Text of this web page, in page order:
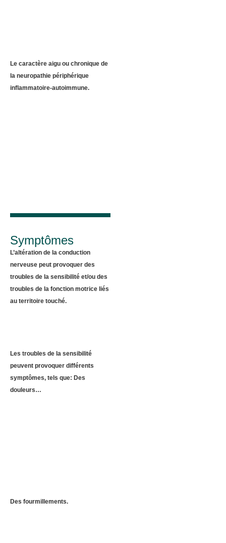
Le caractère aigu ou chronique de
la neuropathie périphérique
inflammatoire-autoimmune.
Symptômes
L’altération de la conduction
nerveuse peut provoquer des
troubles de la sensibilité et/ou des
troubles de la fonction motrice liés
au territoire touché.
Les troubles de la sensibilité
peuvent provoquer différents
symptômes, tels que: Des
douleurs…
Des fourmillements.